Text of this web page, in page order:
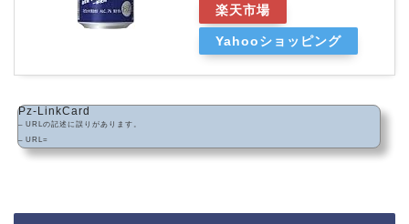
楽天市場
Yahooショッピング
Pz-LinkCard
– URLの記述に誤りがあります。
– URL=